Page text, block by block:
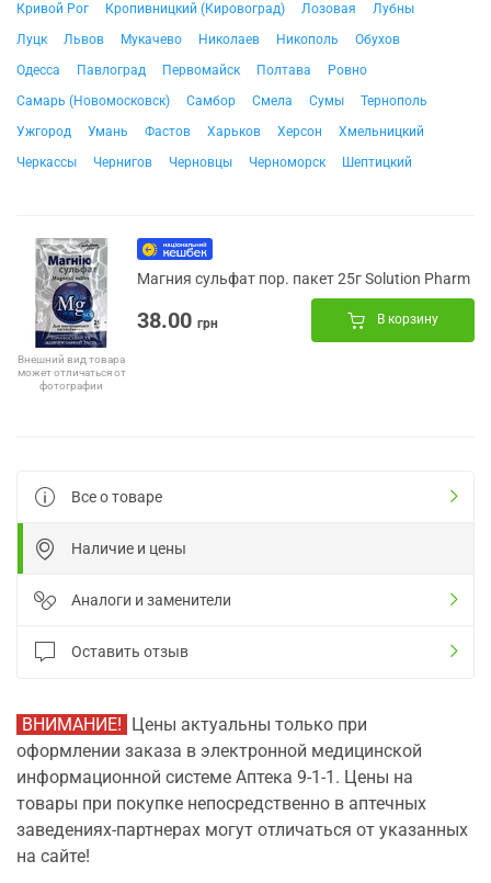
Кривой Рог
Кропивницкий (Кировоград) Лозовая
Лубны
Луцк
Львов Мукачево Николаев Никополь
Обухов
Одесса
Павлоград Первомайск Полтава
Ровно
Самарь (Новомосковск)
Самбор Смела Сумы
Тернополь
Ужгород
Умань Фастов Харьков Херсон
Хмельницкий
Черкассы
Чернигов Черновцы Черноморск Шептицкий
Внешний вид товара
может отличаться от
фотографии
Магния сульфат пор. пакет 25г Solution Pharm
38.00 грн В корзину
Все о товаре
Наличие и цены
Аналоги и заменители
Оставить отзыв
ВНИМАНИЕ! Цены актуальны только при
оформлении заказа в электронной медицинской
информационной системе Аптека 9-1-1. Цены на
товары при покупке непосредственно в аптечных
заведениях-партнерах могут отличаться от указанных
на сайте!